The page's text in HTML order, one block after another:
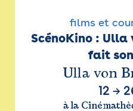
films et
ScénoKino : Ulla
fait
Ulla von
12 →
à la